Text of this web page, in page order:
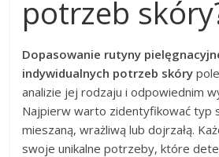
potrzeb
Dopasowanie rutyny
indywidualnych potrzeb skóry
analizie jej rodzaju i odpowiednim
Najpierw warto zidentyfikować typ
mieszaną, wrażliwą lub dojrzałą.
swoje unikalne potrzeby, które